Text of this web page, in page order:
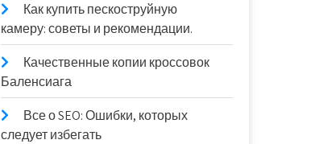
Как купить пескоструйную
камеру: советы и рекомендации.
Качественные копии кроссовок
Баленсиага
Все о SEO: Ошибки, которых
следует избегать